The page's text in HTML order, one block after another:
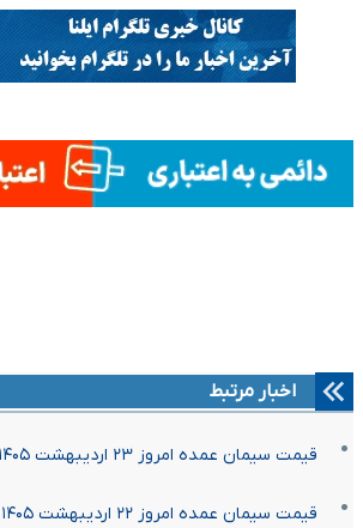
اخبار مرتبط
قیمت سیمان عمده امروز ۲۳ اردیبهشت ۱۴۰۵ + جدول
قیمت سیمان عمده امروز ۲۲ اردیبهشت ۱۴۰۵ + جدول